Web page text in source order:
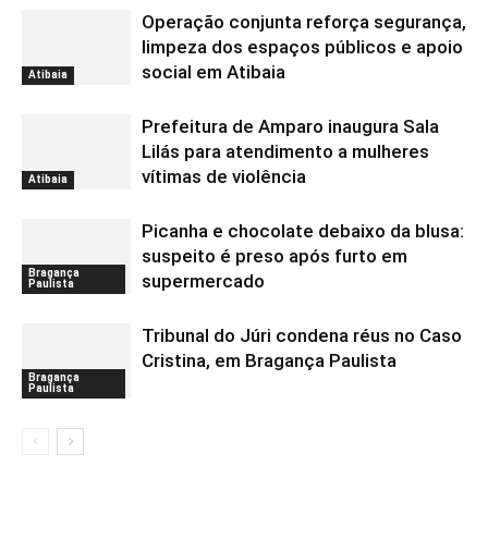
Atibaia
Operação conjunta reforça segurança,
limpeza dos espaços públicos e apoio
social em Atibaia
Atibaia
Prefeitura de Amparo inaugura Sala
Lilás para atendimento a mulheres
vítimas de violência
Bragança
Paulista
Picanha e chocolate debaixo da blusa:
suspeito é preso após furto em
supermercado
Bragança
Paulista
Tribunal do Júri condena réus no Caso
Cristina, em Bragança Paulista